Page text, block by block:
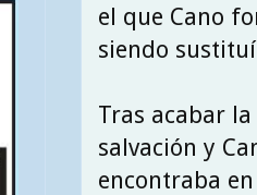
el que Cano
siendo
Tras acabar
salvación y
encontraba